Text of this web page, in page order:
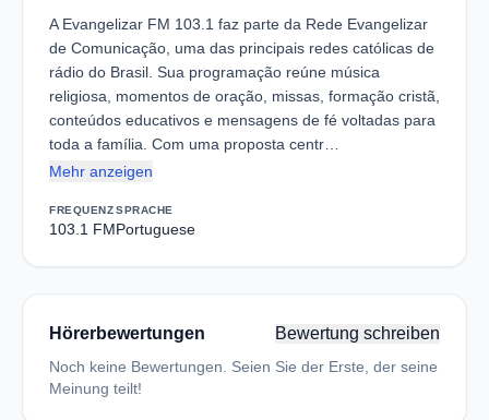
A Evangelizar FM 103.1 faz parte da Rede Evangelizar
de Comunicação, uma das principais redes católicas de
rádio do Brasil. Sua programação reúne música
religiosa, momentos de oração, missas, formação cristã,
conteúdos educativos e mensagens de fé voltadas para
toda a família. Com uma proposta centr…
Mehr anzeigen
FREQUENZ
103.1 FM
SPRACHE
Portuguese
Hörerbewertungen Bewertung schreiben
Noch keine Bewertungen. Seien Sie der Erste, der seine
Meinung teilt!